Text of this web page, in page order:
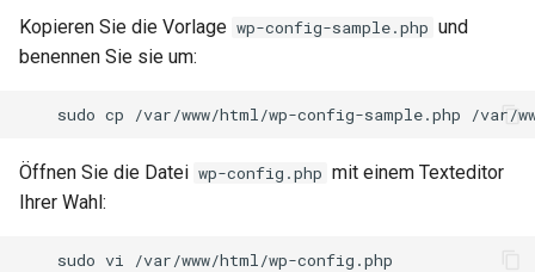
Kopieren Sie die Vorlage wp-config-sample.php und
benennen Sie sie um:
sudo cp /var/www/html/wp-config-sample.php
Öffnen Sie die Datei wp-config.php mit einem Texteditor
Ihrer Wahl:
sudo vi